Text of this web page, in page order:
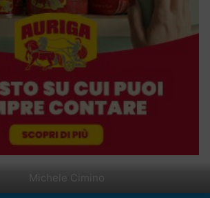
Michele Cimino